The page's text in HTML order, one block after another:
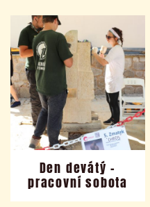
Den devátý –
pracovní sobota